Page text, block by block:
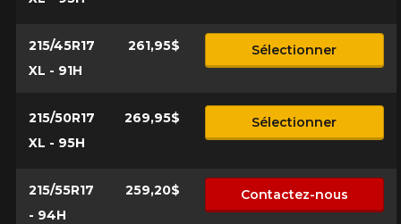
215/45R17
XL - 91H
261,95$ Sélectionner
215/50R17
XL - 95H
269,95$ Sélectionner
215/55R17
- 94H
259,20$ Contactez-nous